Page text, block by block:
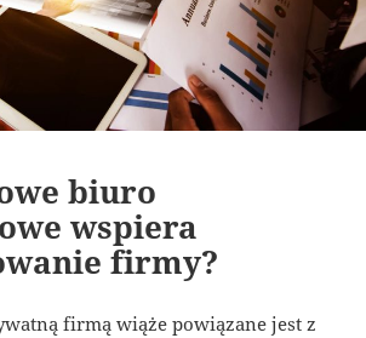
biuro
wspiera
firmy?
firmą wiąże powiązane jest z